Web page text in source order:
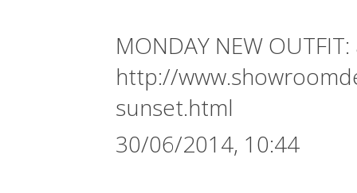
MONDAY NEW
http://
sunset.html
30/06/2014, 10:44